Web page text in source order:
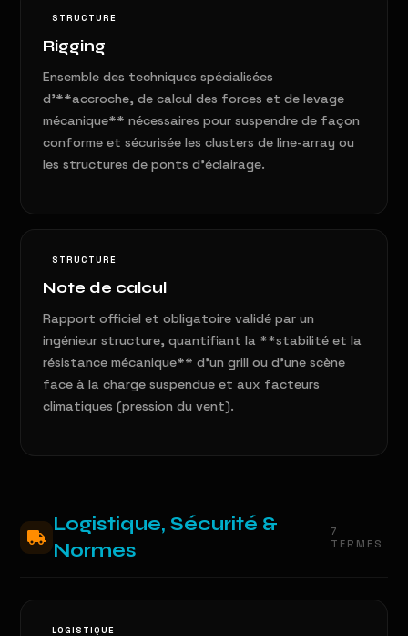
STRUCTURE
Rigging
Ensemble des techniques spécialisées
d'**accroche, de calcul des forces et de levage
mécanique** nécessaires pour suspendre de façon
conforme et sécurisée les clusters de line-array ou
les structures de ponts d'éclairage.
STRUCTURE
Note de calcul
Rapport officiel et obligatoire validé par un
ingénieur structure, quantifiant la **stabilité et la
résistance mécanique** d'un grill ou d'une scène
face à la charge suspendue et aux facteurs
climatiques (pression du vent).
Logistique, Sécurité &
Normes
7
TERMES
LOGISTIQUE